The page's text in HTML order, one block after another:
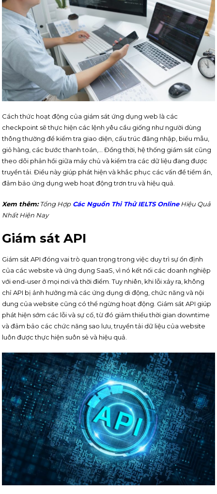
Cách thức hoạt động của giám sát ứng dụng web là các
checkpoint sẽ thực hiện các lệnh yêu cầu giống như người dùng
thông thường để kiểm tra giao diện, cấu trúc đăng nhập, biểu mẫu,
giỏ hàng, các bước thanh toán,… Đồng thời, hệ thống giám sát cũng
theo dõi phản hồi giữa máy chủ và kiểm tra các dữ liệu đang được
truyền tải. Điều này giúp phát hiện và khắc phục các vấn đề tiềm ẩn,
đảm bảo ứng dụng web hoạt động trơn tru và hiệu quả.
Xem thêm:Tổng HợpCác Nguồn Thi Thử IELTS Online Hiệu Quả
Nhất Hiện Nay
Giám sát API
Giám sát API đóng vai trò quan trọng trong việc duy trì sự ổn định
của các website và ứng dụng SaaS, vì nó kết nối các doanh nghiệp
với end-user ở mọi nơi và thời điểm. Tuy nhiên, khi lỗi xảy ra, không
chỉ API bị ảnh hưởng mà các ứng dụng di động, chức năng và nội
dung của website cũng có thể ngừng hoạt động. Giám sát API giúp
phát hiện sớm các lỗi và sự cố, từ đó giảm thiểu thời gian downtime
và đảm bảo các chức năng sao lưu, truyền tải dữ liệu của website
luôn được thực hiện suôn sẻ và hiệu quả.